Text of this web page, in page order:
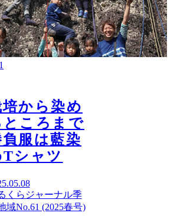
培から染め
ところまで
負服は藍染
Tシャツ
くらジャーナル季
域No.61 (2025春号)